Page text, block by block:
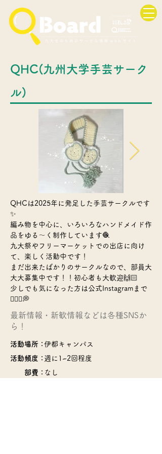
QHC(九州大学手芸サーク
ル)
QHCは2025年に発足した手芸サークルです
✨️
編み物を中心に、いろいろなハンドメイド作
品をゆる〜く制作しています🧶
九大祭やフリーマーケットでの出店に向け
て、楽しく活動中です！
まだ出来たばかりのサークルなので、部員大
大大募集中です！！初心者も大歓迎🙌🏻
少しでも気になった方は公式Instagramまで
💁🏻‍♀️💭
​最新情報・新歓情報などは各種SNSか
ら！
活動場所：伊都キャンパス
活動頻度：週に1~2回程度
部費：なし